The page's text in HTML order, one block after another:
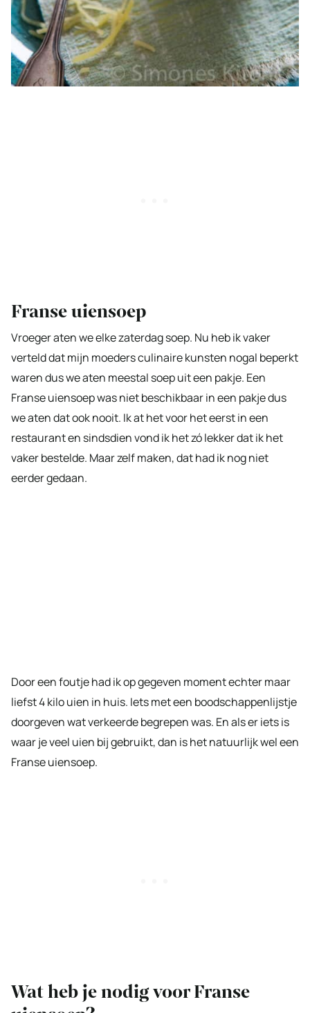
Franse uiensoep
Vroeger aten we elke zaterdag soep. Nu heb ik vaker
verteld dat mijn moeders culinaire kunsten nogal beperkt
waren dus we aten meestal soep uit een pakje. Een
Franse uiensoep was niet beschikbaar in een pakje dus
we aten dat ook nooit. Ik at het voor het eerst in een
restaurant en sindsdien vond ik het zó lekker dat ik het
vaker bestelde. Maar zelf maken, dat had ik nog niet
eerder gedaan.
Door een foutje had ik op gegeven moment echter maar
liefst 4 kilo uien in huis. Iets met een boodschappenlijstje
doorgeven wat verkeerde begrepen was. En als er iets is
waar je veel uien bij gebruikt, dan is het natuurlijk wel een
Franse uiensoep.
Wat heb je nodig voor Franse